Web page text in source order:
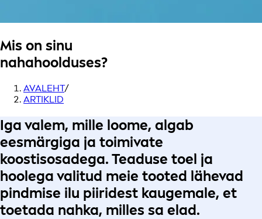
Mis on sinu
nahahoolduses?
AVALEHT/
ARTIKLID
Iga valem, mille loome, algab
eesmärgiga ja toimivate
koostisosadega. Teaduse toel ja
hoolega valitud meie tooted lähevad
pindmise ilu piiridest kaugemale, et
toetada nahka, milles sa elad.